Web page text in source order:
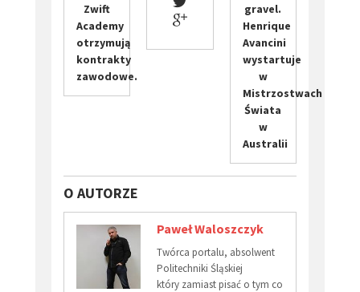
Zwift
Academy
otrzymują
kontrakty
zawodowe.
gravel.
Henrique
Avancini
wystartuje
w
Mistrzostwach
Świata
w
Australii
O AUTORZE
Paweł Waloszczyk
Twórca portalu, absolwent
Politechniki Śląskiej
który zamiast pisać o tym co